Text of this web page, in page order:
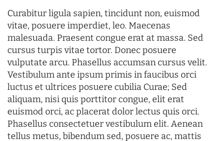
Curabitur ligula sapien, tincidunt non, euismod
vitae, posuere imperdiet, leo. Maecenas
malesuada. Praesent congue erat at massa. Sed
cursus turpis vitae tortor. Donec posuere
vulputate arcu. Phasellus accumsan cursus velit.
Vestibulum ante ipsum primis in faucibus orci
luctus et ultrices posuere cubilia Curae; Sed
aliquam, nisi quis porttitor congue, elit erat
euismod orci, ac placerat dolor lectus quis orci.
Phasellus consectetuer vestibulum elit. Aenean
tellus metus, bibendum sed, posuere ac, mattis